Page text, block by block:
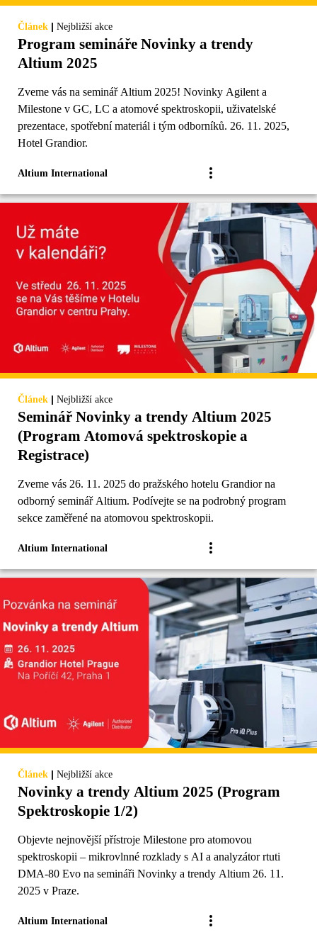
Článek | Nejbližší akce
Program semináře Novinky a trendy
Altium 2025
Zveme vás na seminář Altium 2025! Novinky Agilent a
Milestone v GC, LC a atomové spektroskopii, uživatelské
prezentace, spotřební materiál i tým odborníků. 26. 11. 2025,
Hotel Grandior.
Altium International
Článek | Nejbližší akce
Seminář Novinky a trendy Altium 2025
(Program Atomová spektroskopie a
Registrace)
Zveme vás 26. 11. 2025 do pražského hotelu Grandior na
odborný seminář Altium. Podívejte se na podrobný program
sekce zaměřené na atomovou spektroskopii.
Altium International
Článek | Nejbližší akce
Novinky a trendy Altium 2025 (Program
Spektroskopie 1/2)
Objevte nejnovější přístroje Milestone pro atomovou
spektroskopii – mikrovlnné rozklady s AI a analyzátor rtuti
DMA-80 Evo na semináři Novinky a trendy Altium 26. 11.
2025 v Praze.
Altium International